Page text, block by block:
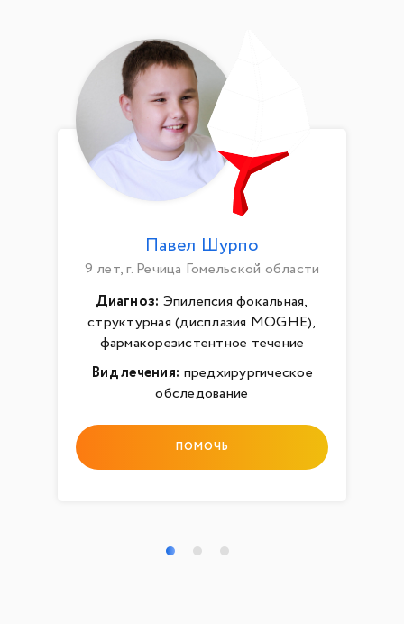
Павел Шурпо
9 лет, г. Речица Гомельской области
Диагноз: Эпилепсия фокальная,
структурная (дисплазия MOGHE),
фармакорезистентное течение
Вид лечения: предхирургическое
обследование
ПОМОЧЬ